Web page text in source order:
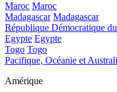
Maroc Maroc
Madagascar Madagascar
République Démocratique
Egypte Egypte
Togo Togo
Pacifique, Océanie et
Amérique